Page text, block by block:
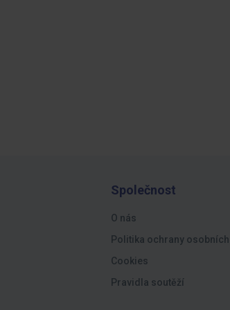
Společnost
O nás
Politika ochrany
Cookies
Pravidla soutěží